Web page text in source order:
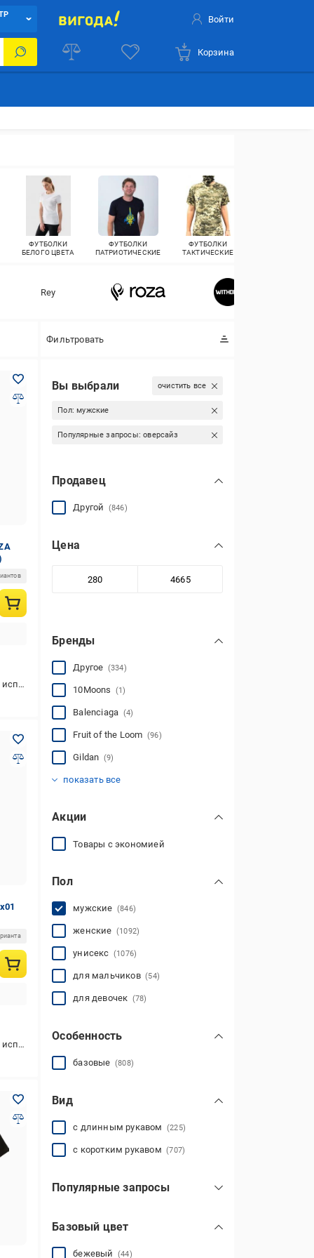
Войти
Корзина
ФУТБОЛКИ
БЕЛОГО ЦВЕТА
ФУТБОЛКИ
ПАТРИОТИЧЕСКИЕ
ФУТБОЛКИ
ТАКТИЧЕСКИЕ
Rey
Фильтровать
отдыха
Вы выбрали очистить все
Пол:мужские
Популярные запросы:оверсайз
Продавец
Другой (846)
Цена
Бренды
Другое (334)
10Moons (1)
Balenciaga (4)
Fruit of the Loom (96)
Gildan (9)
показать все
Акции
Товары с экономией
Пол
мужские (846)
женские (1092)
унисекс (1076)
для мальчиков(54)
для девочек (78)
Особенность
базовые (808)
Вид
с длинным рукавом (225)
с коротким рукавом(707)
Популярные запросы
Stranger Things
plus size (1474)
Базовый цвет
бежевый (44)